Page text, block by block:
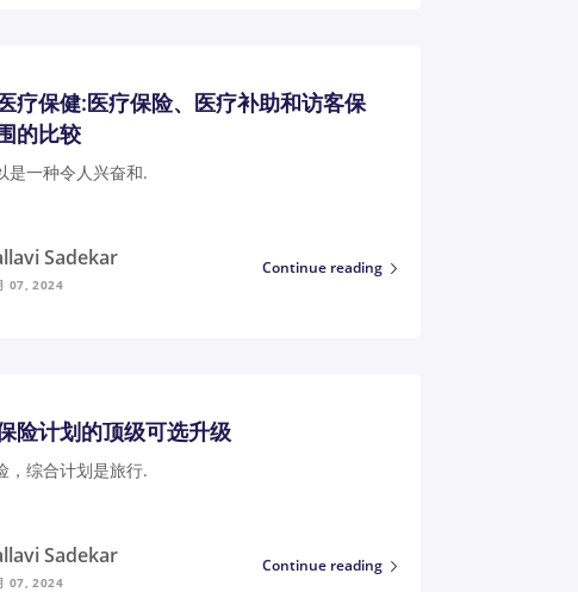
疗保健:医疗保险、医疗补助和访客保
的比较
是一种令人兴奋和.
Sadekar
07, 2024
Continue reading
险计划的顶级可选升级
，综合计划是旅行.
Sadekar
07, 2024
Continue reading